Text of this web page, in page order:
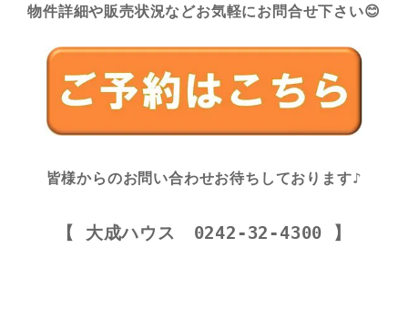
物件詳細や販売状況などお気軽にお問合せ下さい😊
皆様からのお問い合わせお待ちしております♪
【 大成ハウス 0242-32-4300 】